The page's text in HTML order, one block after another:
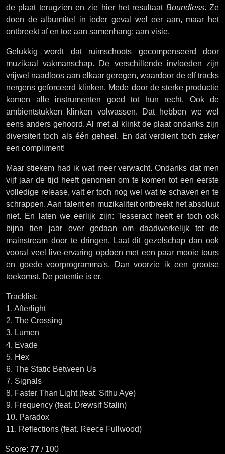
de plaat terugzien en zie hier het resultaat Boundless. Ze
doen de albumtitel in ieder geval wel eer aan, maar het
ontbreekt af en toe aan samenhang; aan visie.
Gelukkig wordt dat ruimschoots gecompenseerd door
muzikaal vakmanschap. De verschillende invloeden zijn
vrijwel naadloos aan elkaar geregen, waardoor de elf tracks
nergens geforceerd klinken. Mede door de sterke productie
komen alle instrumenten goed tot hun recht. Ook de
ambientstukken klinken volwassen. Dat hebben we wel
eens anders gehoord. Al met al klinkt de plaat ondanks zijn
diversiteit toch als één geheel. En dat verdient toch zeker
een compliment!
Maar stiekem had ik wat meer verwacht. Ondanks dat men
vijf jaar de tijd heeft genomen om te komen tot een eerste
volledige release, valt er toch nog wel wat te schaven en te
schrappen. Aan talent en muzikaliteit ontbreekt het absoluut
niet. En laten we eerlijk zijn: Tesseract heeft er toch ook
bijna tien jaar over gedaan om daadwerkelijk tot de
mainstream door te dringen. Laat dit gezelschap dan ook
vooral veel live-ervaring opdoen met een paar mooie tours
en goede voorprogramma's. Dan voorzie ik een grootse
toekomst. De potentie is er.
Tracklist:
1. Afterlight
2. The Crossing
3. Lumen
4. Evade
5. Hex
6. The Static Between Us
7. Signals
8. Faster Than Light (feat. Sithu Aye)
9. Frequency (feat. Drewsif Stalin)
10. Paradox
11. Reflections (feat. Reece Fullwood)
Score: 77 / 100